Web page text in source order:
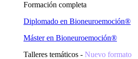
Formación completa
Diplomado en Bioneuroemoción®
Máster en Bioneuroemoción®
Talleres temáticos - Nuevo formato